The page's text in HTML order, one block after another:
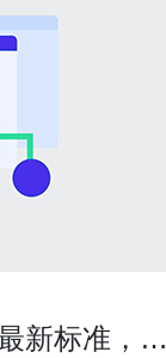
新标准，助